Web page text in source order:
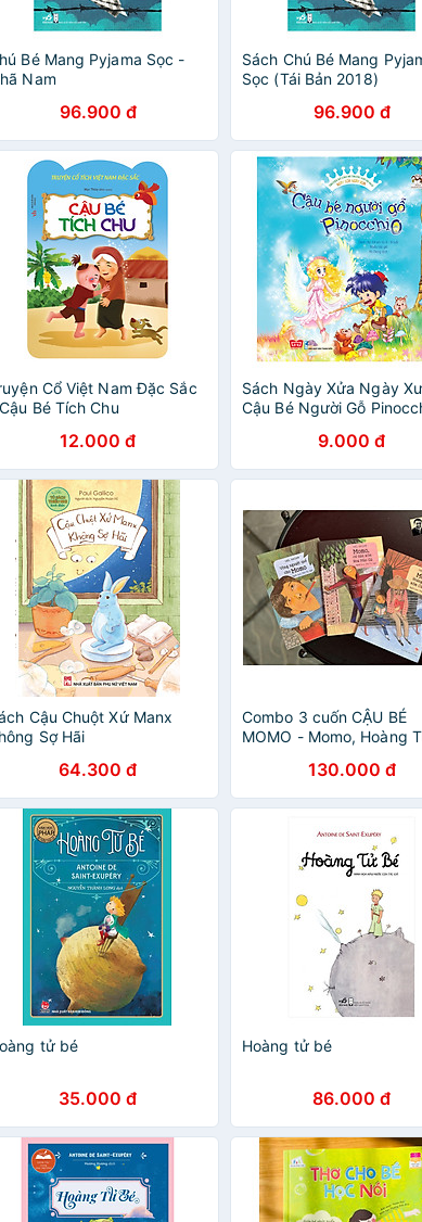
Bé Mang Pyjama Sọc -
Nam
96.900 đ
Sách Chú Bé Mang
Sọc (Tái Bản 2018)
96.900 đ
Cổ Việt Nam Đặc Sắc
Bé Tích Chu
12.000 đ
Sách Ngày Xửa Ngày
Cậu Bé Người Gỗ
9.000 đ
Cậu Chuột Xứ Manx
Sợ Hãi
64.300 đ
Combo 3 cuốn CẬU BÉ
MOMO - Momo, Hoàng
Dân Xóm Hoa Mào Gà -
Nguyệt Quế Cho Momo
Hassan -NXB Kim Đồng
130.000 đ
tử bé
35.000 đ
Hoàng tử bé
86.000 đ